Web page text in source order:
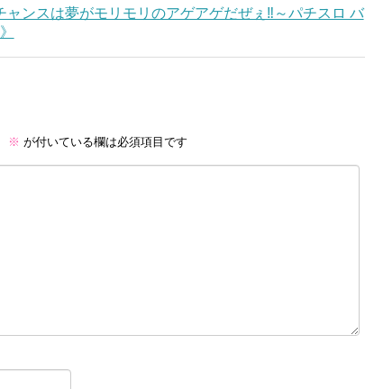
ンスは夢がモリモリのアゲアゲだぜぇ‼︎～パチスロ バ
※ が付いている欄は必須項目です